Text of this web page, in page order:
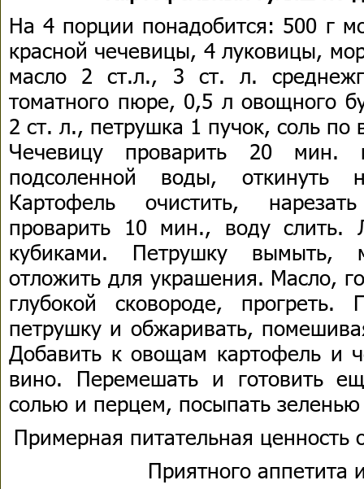
На 4 порции понадобится: 500 г
красной чечевицы, 4 луковицы,
масло 2 ст.л., 3 ст. л.
томатного пюре, 0,5 л овощного
2 ст. л., петрушка 1 пучок, соль по
Чечевицу проварить 20 мин.
подсоленной воды, откинуть
Картофель очистить,
проварить 10 мин., воду слить.
кубиками. Петрушку вымыть,
отложить для украшения. Масло,
глубокой сковороде, прогреть.
петрушку и обжаривать,
Добавить к овощам картофель и
вино. Перемешать и готовить
солью и перцем, посыпать
Примерная питательная ценность
Приятного аппетита